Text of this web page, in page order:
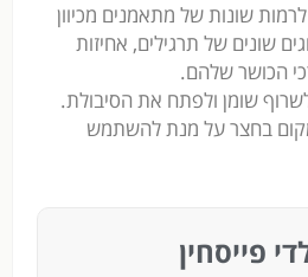
שונות של מתאמנים מכיוון
שונים של תרגילים, אחיזות
הכושר שלהם.
שומן ולפתח את הסיבולת.
מקום בחצר על מנת להשתמש
פייסחין